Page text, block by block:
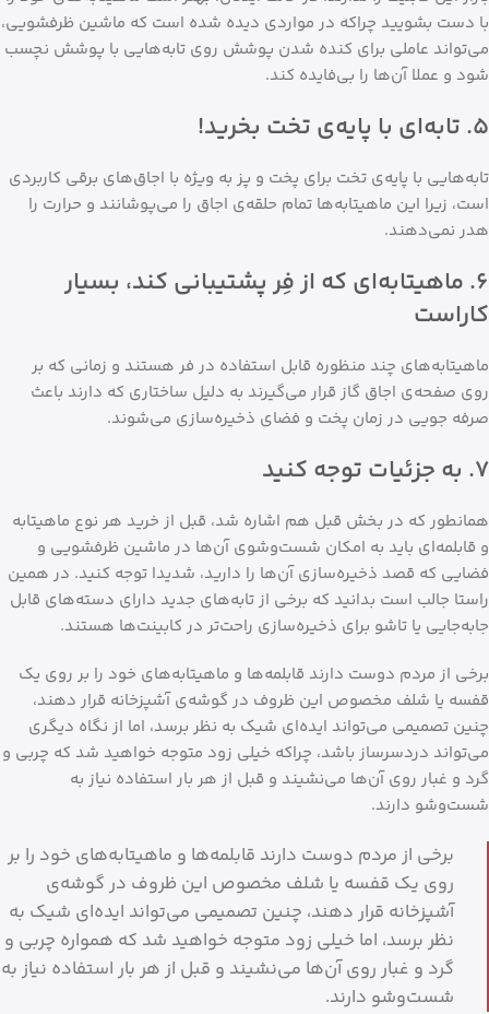
با دست بشویید چراکه در مواردی دیده شده است که ماشین ظرفشویی،
می‌تواند عاملی برای کنده شدن پوشش روی تابه‌هایی با پوشش نچسب
شود و عملا آن‌ها را بی‌فایده کند.
۵. تابه‌ای با پایه‌ی تخت بخرید!
تابه‌هایی با پایه‌ی تخت برای پخت و پز به ویژه با اجاق‌های برقی کاربردی
است، زیرا این ماهیتابه‌ها تمام حلقه‌ی اجاق را می‌پوشانند و حرارت را
هدر نمی‌دهند.
۶. ماهیتابه‌ای که از فِر پشتیبانی کند، بسیار
کاراست
ماهیتابه‌های چند منظوره قابل استفاده در فر هستند و زمانی که بر
روی صفحه‌ی اجاق گاز قرار می‌گیرند به دلیل ساختاری که دارند باعث
صرفه جویی در زمان پخت و فضای ذخیره‌سازی می‌شوند.
۷. به جزئیات توجه کنید
همانطور که در بخش قبل هم اشاره شد، قبل از خرید هر نوع ماهیتابه
و قابلمه‌ای باید به امکان شست‌وشوی آن‌ها در ماشین ظرفشویی و
فضایی که قصد ذخیره‌سازی آن‌ها را دارید، شدیدا توجه کنید. در همین
راستا جالب است بدانید که برخی از تابه‌های جدید دارای دسته‌های قابل
جابه‌جایی یا تاشو برای ذخیره‌سازی راحت‌تر در کابینت‌ها هستند.
برخی از مردم دوست دارند قابلمه‌ها و ماهیتابه‌های خود را بر روی یک
قفسه‌ یا شلف مخصوص این ظروف در گوشه‌ی آشپزخانه قرار دهند،
چنین تصمیمی می‌تواند ایده‌ای شیک به نظر برسد، اما از نگاه دیگری
می‌تواند دردسرساز باشد، چراکه خیلی زود متوجه خواهید شد که چربی و
گرد و غبار روی آن‌ها می‌نشیند و قبل از هر بار استفاده نیاز به
شست‌وشو دارند.
برخی از مردم دوست دارند قابلمه‌ها و ماهیتابه‌های خود را بر
روی یک قفسه‌ یا شلف مخصوص این ظروف در گوشه‌ی
آشپزخانه قرار دهند، چنین تصمیمی می‌تواند ایده‌ای شیک به
نظر برسد، اما خیلی زود متوجه خواهید شد که همواره چربی و
گرد و غبار روی آن‌ها می‌نشیند و قبل از هر بار استفاده نیاز به
شست‌وشو دارند.